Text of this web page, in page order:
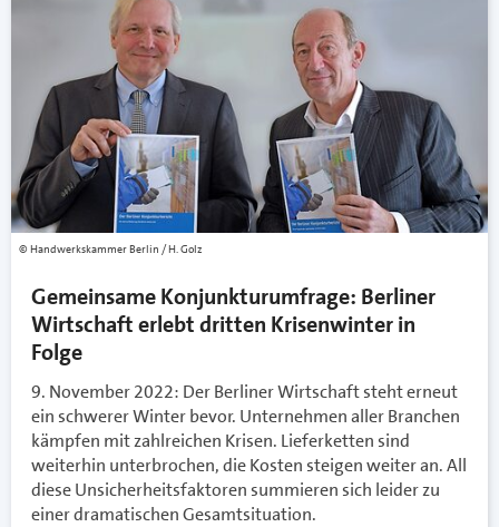
Handwerkskammer Berlin / H. Golz
Gemeinsame Konjunkturumfrage: Berliner
Wirtschaft erlebt dritten Krisenwinter in
Folge
9. November 2022: Der Berliner Wirtschaft steht erneut
ein schwerer Winter bevor. Unternehmen aller Branchen
kämpfen mit zahlreichen Krisen. Lieferketten sind
weiterhin unterbrochen, die Kosten steigen weiter an. All
diese Unsicherheitsfaktoren summieren sich leider zu
einer dramatischen Gesamtsituation.